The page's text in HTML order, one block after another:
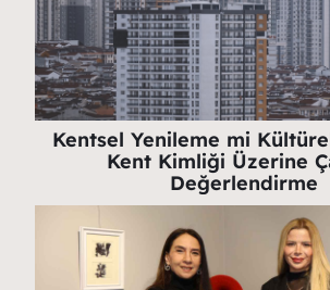
Kentsel Yenileme mi Kültürel
Kent Kimliği Üzerine
Değerlendirme